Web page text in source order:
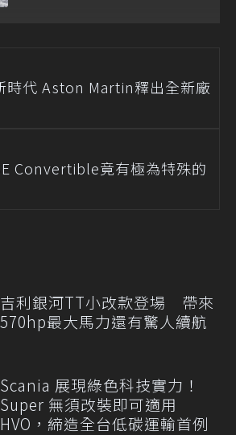
時代 Aston Martin釋出全新廠
Convertible竟有極為特殊的
吉利銀河TT小改款登場 帶來
570hp最大馬力還有驚人續航
Scania 展現綠色科技實力！
Super 無須改裝即可適用
HVO，締造全台低碳運輸首例